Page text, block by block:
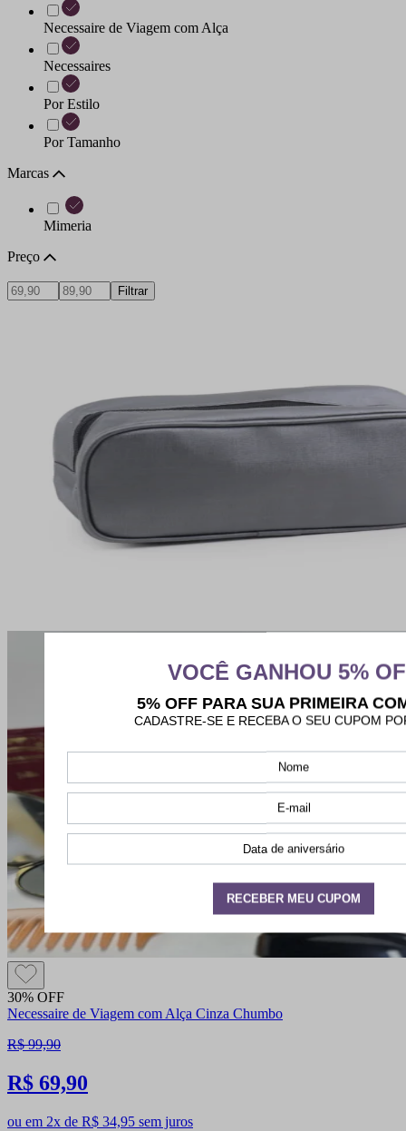
Necessaire de Viagem com Alça
Necessaires
Por Estilo
Por Tamanho
Marcas
Mimeria
Preço
Filtrar
30% OFF
Necessaire de Viagem com Alça Cinza Chumbo
R$ 99,90
R$ 69,90
ou em 2x de R$ 34,95 sem juros